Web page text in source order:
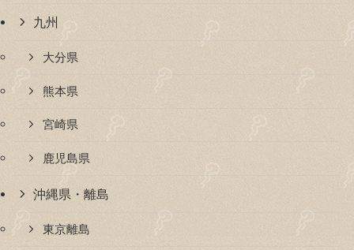
九州
大分県
熊本県
宮崎県
鹿児島県
沖縄県・離島
東京離島